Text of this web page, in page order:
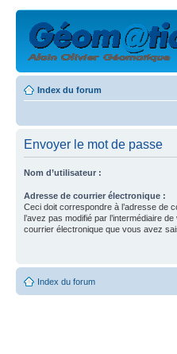
Index du forum
Envoyer le mot de passe
Nom d’utilisateur :
Adresse de courrier électronique :
Ceci doit correspondre à l’adresse de
l’avez pas modifié par l’intermédiaire
courrier électronique que vous avez
Index du forum